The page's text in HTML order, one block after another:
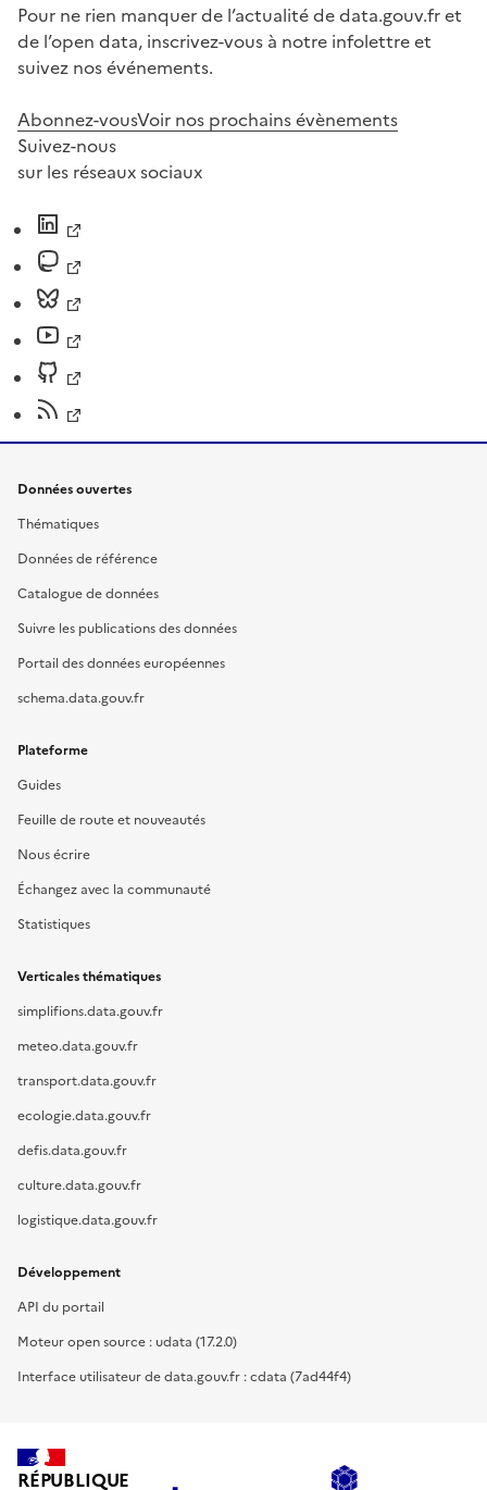
Pour ne rien manquer de l’actualité de data.gouv.fr et
de l’open data, inscrivez-vous à notre infolettre et
suivez nos événements.
Abonnez-vousVoir nos prochains évènements
Suivez-nous
sur les réseaux sociaux
Données ouvertes
Thématiques
Données de référence
Catalogue de données
Suivre les publications des données
Portail des données européennes
schema.data.gouv.fr
Plateforme
Guides
Feuille de route et nouveautés
Nous écrire
Échangez avec la communauté
Statistiques
Verticales thématiques
simplifions.data.gouv.fr
meteo.data.gouv.fr
transport.data.gouv.fr
ecologie.data.gouv.fr
defis.data.gouv.fr
culture.data.gouv.fr
logistique.data.gouv.fr
Développement
API du portail
Moteur open source : udata (17.2.0)
Interface utilisateur de data.gouv.fr : cdata (7ad44f4)
RÉPUBLIQUE